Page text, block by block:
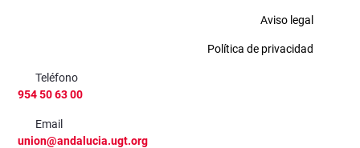
Aviso legal
Política de privacidad
Teléfono
954 50 63 00
Email
union@andalucia.ugt.org